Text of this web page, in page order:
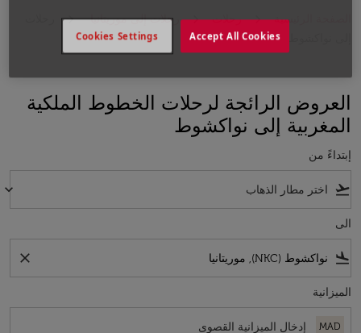
الصفحة الرئيسية رحلات رحلات إلى موريتانيا
العروض الرائجة لرحلات الخطوط الملكية
المغربية إلى نواكشوط
إبتداءً من
flight_takeoff
keyboard_arrow_down
الى
flight_land
close
الميزانية
MAD
Accept All Cookies
Cookies Settings